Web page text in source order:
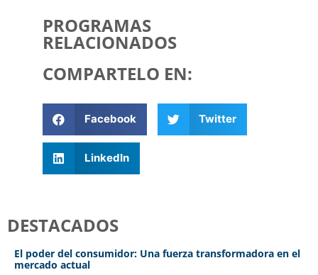
PROGRAMAS
RELACIONADOS
COMPARTELO EN:
Facebook Twitter
LinkedIn
DESTACADOS
El poder del consumidor: Una fuerza transformadora en el
mercado actual